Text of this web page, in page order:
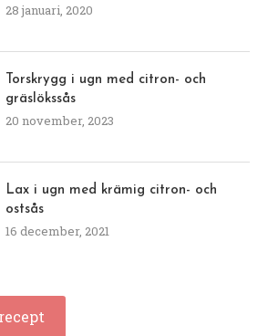
28 januari, 2020
Torskrygg i ugn med citron- och
gräslökssås
20 november, 2023
Lax i ugn med krämig citron- och
ostsås
16 december, 2021